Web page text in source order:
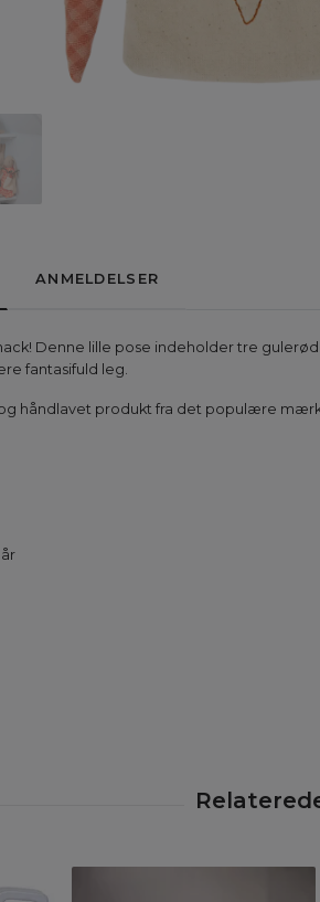
ANMELDELSER
Denne lille pose indeholder tre
fantasifuld leg.
håndlavet produkt fra det populære